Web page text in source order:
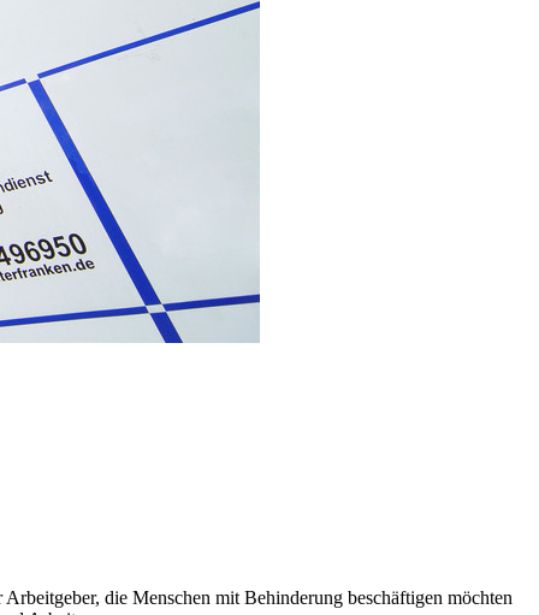
die Menschen mit Behinderung beschäftigen möchten